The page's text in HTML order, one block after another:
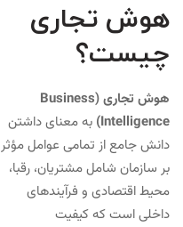
هوش تجاری
چیست؟
هوش تجاری (Business
Intelligence) به معنای داشتن
دانش جامع از تمامی عوامل مؤثر
بر سازمان شامل مشتریان، رقبا،
محیط اقتصادی و فرآیندهای
داخلی است که کیفیت